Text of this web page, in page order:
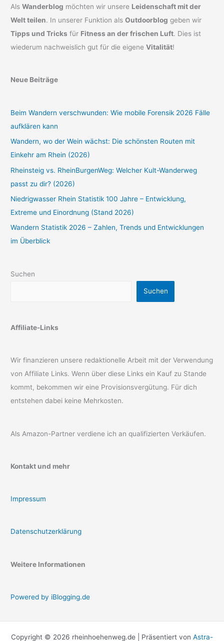
AlsWanderblog möchten wir unsere Leidenschaft mit der
Welt teilen. In unserer Funktion alsOutdoorblog geben wir
Tipps und Tricks für Fitness an der frischen Luft. Dies ist
wiederum nachweislich gut für die eigeneVitalität!
Neue Beiträge
Beim Wandern verschwunden: Wie mobile Forensik 2026 Fälle
aufklären kann
Wandern, wo der Wein wächst: Die schönsten Routen mit
Einkehr am Rhein (2026)
Rheinsteig vs. RheinBurgenWeg: Welcher Kult-Wanderweg
passt zu dir? (2026)
Niedrigwasser Rhein Statistik 100 Jahre – Entwicklung,
Extreme und Einordnung (Stand 2026)
Wandern Statistik 2026 – Zahlen, Trends und Entwicklungen
im Überblick
Suchen
Suchen
Affiliate-Links
Wir finanzieren unsere redaktionelle Arbeit mit der Verwendung
von Affiliate Links. Wenn über diese Links ein Kauf zu Stande
kommt, bekommen wir eine Provisionsvergütung. Für dich
entstehen dabei keine Mehrkosten.
Als Amazon-Partner verdiene ich an qualifizierten Verkäufen.
Kontakt und mehr
Impressum
Datenschutzerklärung
Weitere Informationen
Powered by iBlogging.de
Copyright © 2026 rheinhoehenweg.de | Präsentiert von Astra-